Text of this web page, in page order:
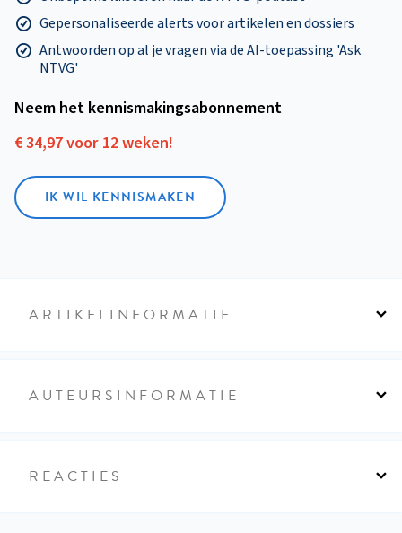
Gepersonaliseerde alerts voor artikelen en dossiers
Antwoorden op al je vragen via de AI-toepassing 'Ask
NTVG'
Neem het kennismakings­abonnement
€ 34,97 voor 12 weken!
IK WIL KENNISMAKEN
ARTIKELINFORMATIE
AUTEURSINFORMATIE
REACTIES